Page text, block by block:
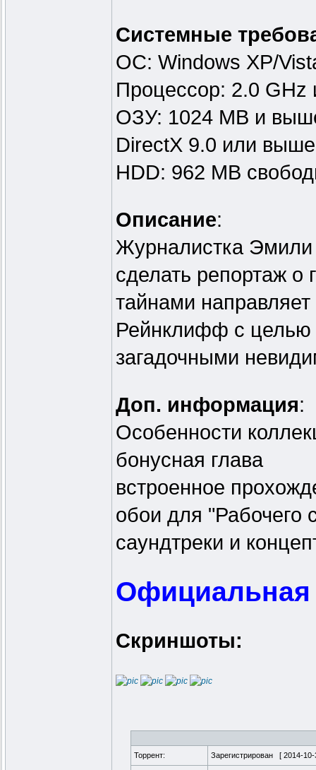
Системные
OС: Windows XP/
Процессор: 2.0
ОЗУ: 1024 MB и
DirectX 9.0 или выше
HDD: 962 MB
Описание:
Журналистка Эмили
сделать репортаж о
тайнами
Рейнклифф с целью
загадочными
Доп. информация:
Особенности
бонусная глава
встроенное
обои для "Рабочего
саундтреки и
Официальная
Скриншоты:
Торрент:
Зарегистрирован [ 2014-10-